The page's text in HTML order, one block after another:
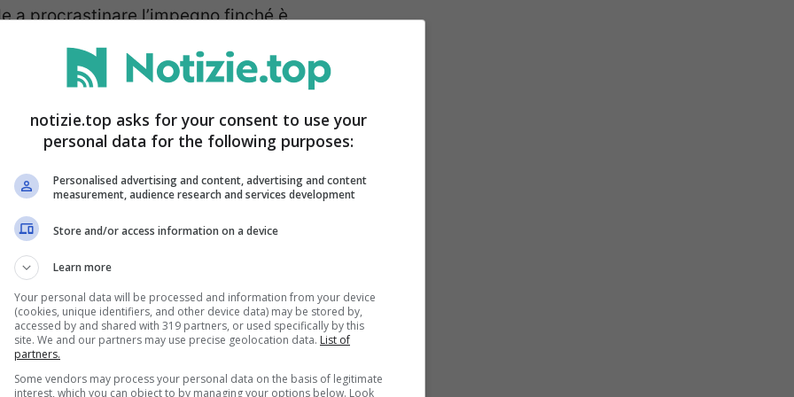
a procrastinare l’impegno finché è
che possono facilitare l’operazione e
deve fare il cambio di stagione è quello di
di farlo in una giornata ‘tranquilla’,
tempo a disposizione per valutare bene
che i consigli aiuteranno a velocizzare
contati, per selezionare bene i capi e
lavoro.
notizie.top asks for your consent to use your
personal data for the following purposes:
Personalised advertising and content, advertising and content
measurement, audience research and services development
Store and/or access information on a device
Learn more
Your personal data will be processed and information from your device
(cookies, unique identifiers, and other device data) may be stored by,
accessed by and shared with 319 partners, or used specifically by this
site. We and our partners may use precise geolocation data. List of
partners.
Some vendors may process your personal data on the basis of legitimate
interest, which you can object to by managing your options below. Look